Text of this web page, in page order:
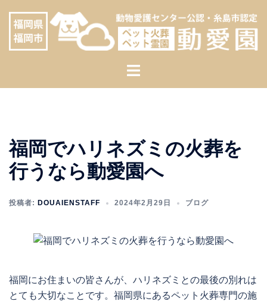
ッ
ト
ュ
ー
福岡でハリネズミの火葬を
行うなら動愛園へ
投稿者: DOUAIENSTAFF 2024年2月29日 ブログ
福岡にお住まいの皆さんが、ハリネズミとの最後の別れは
とても大切なことです。福岡県にあるペット火葬専門の施